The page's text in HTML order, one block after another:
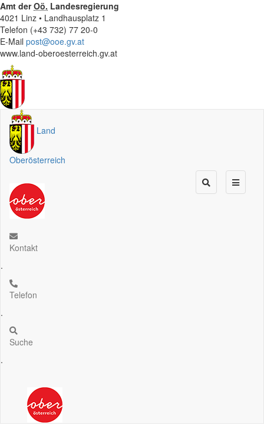
Amt derOö. Landesregierung
4021 Linz • Landhausplatz 1
Telefon (+43 732) 77 20-0
E-Mail post@ooe.gv.at
www.land-oberoesterreich.gv.at
Land
Oberösterreich
Kontakt
.
Telefon
.
Suche
.